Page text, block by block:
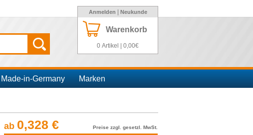
Anmelden Neukunde
Warenkorb
0 Artikel | 0,00€
Made-in-Germany Marken
Preise zzgl. gesetzl. MwSt.
ab 0,328 €